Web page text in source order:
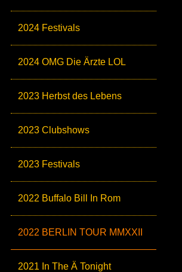
2024 Festivals
2024 OMG Die Ärzte LOL
2023 Herbst des Lebens
2023 Clubshows
2023 Festivals
2022 Buffalo Bill In Rom
2022 BERLIN TOUR MMXXII
2021 In The Ä Tonight